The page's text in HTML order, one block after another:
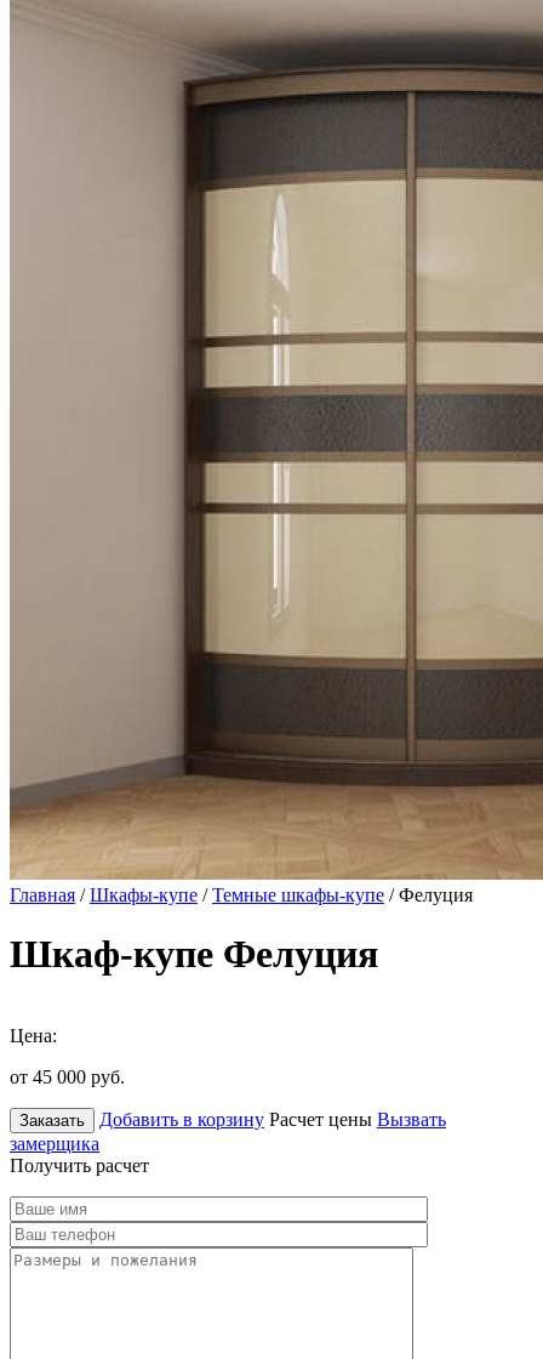
Главная /Шкафы-купе /Темные шкафы-купе / Фелуция
Шкаф-купе Фелуция
Цена:
от 45 000 руб.
Заказать Добавить в корзину Расчет цены Вызвать
замерщика
Получить расчет